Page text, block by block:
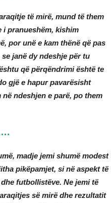
të mirë, mund të them
i pranueshëm, kishim
por unë e kam thënë që pas
janë dy ndeshje për tu
që përqëndrimi është te
gjë e hapur pavarësisht
ndeshjen e parë, po them
madje jemi shumë modest
pikëpamjet, si në aspekt të
futbollistëve. Ne jemi të
së mirë dhe rezultatit